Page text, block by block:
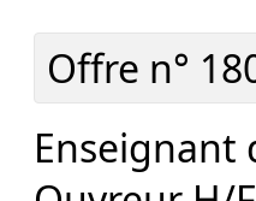
Offre n°
Enseignant